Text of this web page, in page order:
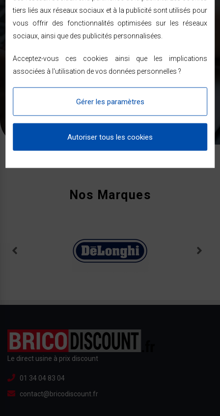
ENVOYER
dans un fichier informatisé nécessaire pour la gestion de nos
cadre de votre demande de contact et de la relation commerciale
Nos Marques
Le direct usine à prix discount
01 34 04 83 04
contact@bricodiscount.fr
tiers liés aux réseaux sociaux et à la publicité sont utilisés pour
vous offrir des fonctionnalités optimisées sur les réseaux
sociaux, ainsi que des publicités personnalisées.
Acceptez-vous ces cookies ainsi que les implications
associées à l'utilisation de vos données personnelles ?
Gérer les paramètres
Autoriser tous les cookies